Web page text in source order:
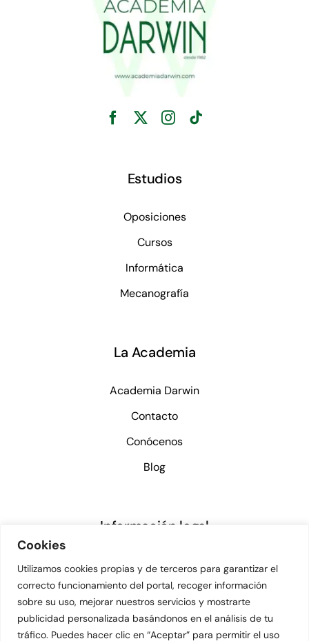
Cookies
Utilizamos cookies propias y de terceros para garantizar el
correcto funcionamiento del portal, recoger información
sobre su uso, mejorar nuestros servicios y mostrarte
publicidad personalizada basándonos en el análisis de tu
tráfico. Puedes hacer clic en “Aceptar” para permitir el uso
Estudios
Oposiciones
Cursos
Informática
Mecanografía
La Academia
Academia Darwin
Contacto
Conócenos
Blog
Información legal
Aviso legal
Política de privacidad
Política de cookies